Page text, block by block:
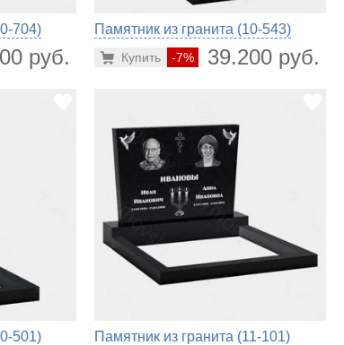
704)
руб.
Памятник из гранита (10-543)
-7% 39.200 руб.
Купить
501) Памятник из гранита (11-101)